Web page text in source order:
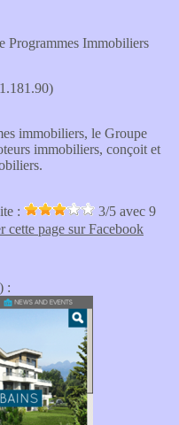
Programmes Immobiliers
immobiliers, le Groupe
immobiliers, conçoit et
:
3/5 avec 9
cette page sur Facebook
: